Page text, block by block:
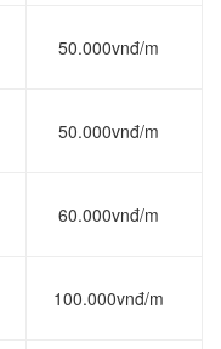
50.000vnđ/m
50.000vnđ/m
60.000vnđ/m
100.000vnđ/m